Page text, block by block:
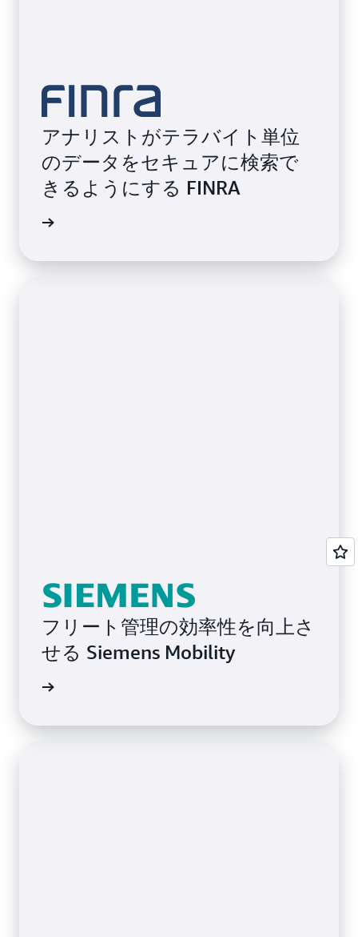
アナリストがテラバイト単位
のデータをセキュアに検索で
きるようにする FINRA
フリート管理の効率性を向上さ
せる Siemens Mobility